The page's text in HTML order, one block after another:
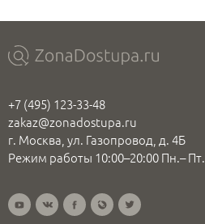
+7 (495) 123-33-48
zakaz@zonadostupa.ru
г. Москва, ул. Газопровод, д. 4Б
Режим работы 10:00–20:00 Пн.– Пт.